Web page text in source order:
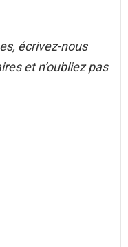
écrivez-nous
et n’oubliez pas